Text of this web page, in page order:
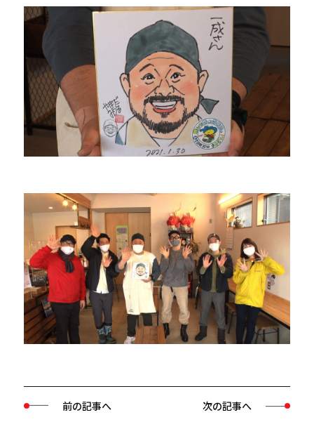
前の記事へ 次の記事へ